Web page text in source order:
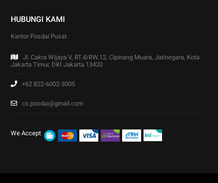
HUBUNGI KAMI
Kantor Posdai Pusat
Jl. Cakra Wijaya V, RT.4/RW.12, Cipinang Muara, Jatinegara, Kota
Jakarta Timur, DKI Jakarta 13420
+62 822-6002-3005
cs.posdai@gmail.com
We Accept